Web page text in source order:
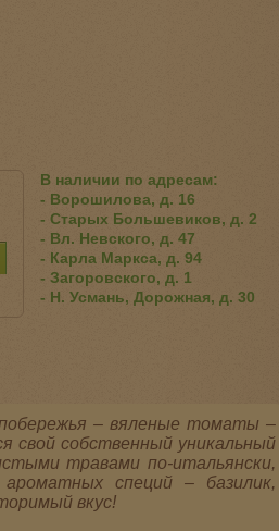
В наличии по адресам:
- Ворошилова, д. 16
- Старых Большевиков, д. 2
- Вл. Невского, д. 47
- Карла Маркса, д. 94
- Загоровского, д. 1
- Н. Усмань, Дорожная, д. 30
– вяленые томаты –
собственный уникальный
травами по-итальянски,
специй – базилик,
вкус!